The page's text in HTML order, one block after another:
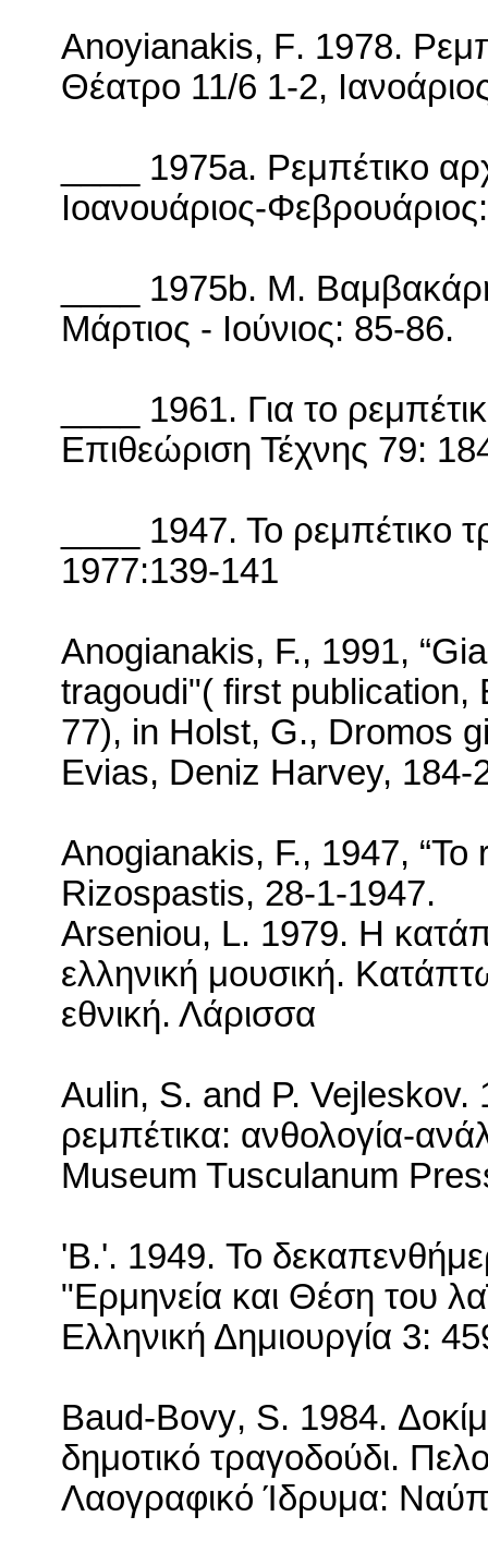
Anoyianakis, F. 1978.
Θέατρο 11/6 1-2,
____ 1975a. Ρεμπέτικο
Ιοανουάριος-
____ 1975b. M.
Μάρτιος - Ιούνιος: 85-86.
____ 1961. Για το
Επιθεώριση Τέχνης 79:
____ 1947. Το ρεμπέτικο
1977:139-141
Anogianakis, F., 1991,
tragoudi"( first publication,
77), in Holst, G., Dromos
Evias, Deniz Harvey, 184-
Anogianakis, F., 1947, “To
Rizospastis, 28-1-1947.
Arseniou, L. 1979. Η
ελληνική μουσική.
εθνική. Λάρισσα
Aulin, S. and P. Vejleskov.
ρεμπέτικα: ανθολογία-
Museum Tusculanum
'B.'. 1949. Το
"Ερμηνεία και Θέση του
Ελληνική Δημιουργία 3:
Baud-Bovy, S. 1984.
δημοτικό τραγοδούδι.
Λαογραφικό Ίδρυμα: